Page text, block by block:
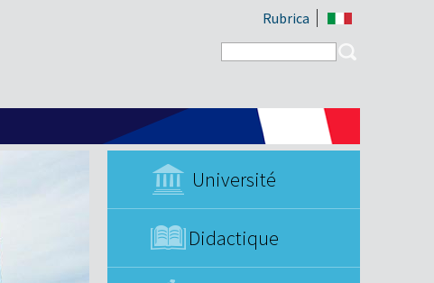
Rubrica
Search form
Université
Didactique